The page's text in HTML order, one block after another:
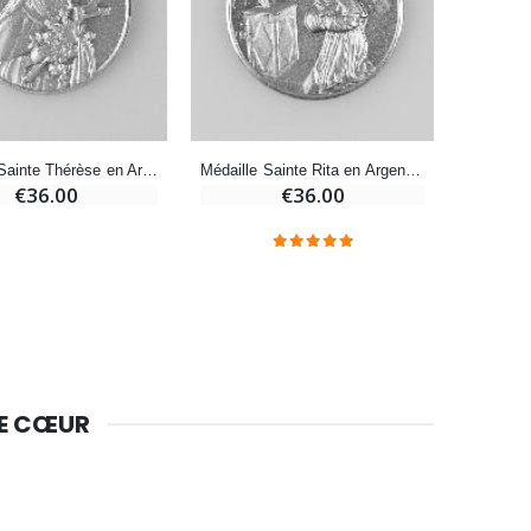
-10%
Médaille Sainte Thérèse en Argent Massif - 14mm
€36.00
Médaille Sainte Rita en Argent Massif - 14mm
€36.00
CŒUR